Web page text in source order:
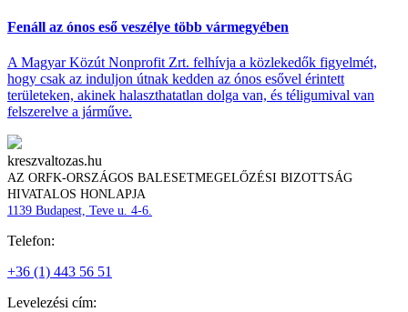
Fenáll az ónos eső veszélye több vármegyében
A Magyar Közút Nonprofit Zrt. felhívja a közlekedők figyelmét,
hogy csak az induljon útnak kedden az ónos esővel érintett
területeken, akinek halaszthatatlan dolga van, és téligumival van
felszerelve a járműve.
kreszvaltozas.hu
AZ ORFK-ORSZÁGOS BALESETMEGELŐZÉSI BIZOTTSÁG
HIVATALOS HONLAPJA
1139 Budapest, Teve u. 4-6.
Telefon:
+36 (1) 443 56 51
Levelezési cím: